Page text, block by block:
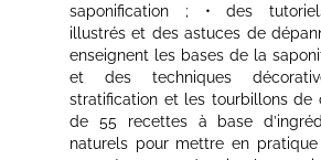
saponification ; • des
illustrés et des astuces de
enseignent les bases de la
et des techniques
stratification et les tourbillons de
de 55 recettes à base
naturels pour mettre en pratique